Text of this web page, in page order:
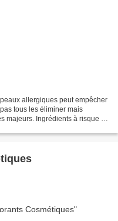
allergiques peut empêcher
tous les éliminer mais
majeurs. Ingrédients à risque à